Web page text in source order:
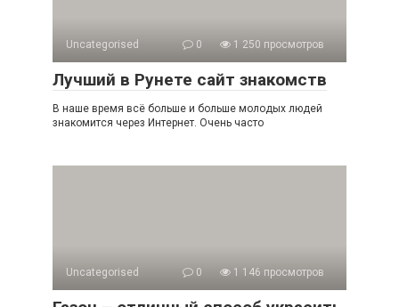
Uncategorised 0 1 250 просмотров
Лучший в Рунете сайт знакомств
В наше время всё больше и больше молодых людей
знакомится через Интернет. Очень часто
Uncategorised 0 1 146 просмотров